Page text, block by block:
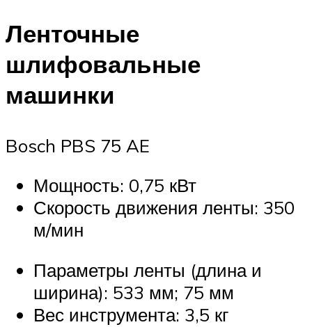
Ленточные
шлифовальные
машинки
Bosch PBS 75 AE
Мощность: 0,75 кВт
Скорость движения ленты: 350
м/мин
Параметры ленты (длина и
ширина): 533 мм; 75 мм
Вес инструмента: 3,5 кг